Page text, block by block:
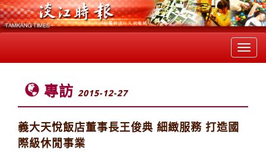
專訪 2015-12-27
義大天悅飯店董事長王俊典 細緻服務 打造國
際級休閒事業